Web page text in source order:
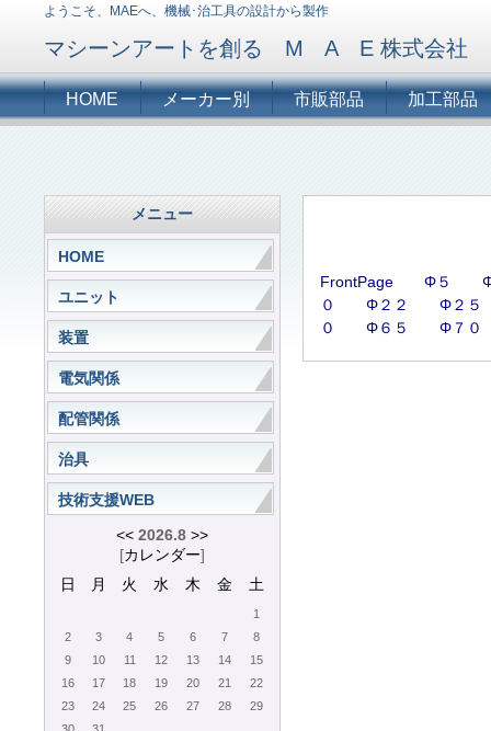
ようこそ、MAEへ、機械･治工具の設計から製作
マシーンアートを創る M A E 株式会社
HOME メーカー別 市販部品 加工部品
FrontPage Φ５
０
Φ２２
Φ２５
０
Φ６５ Φ７０
メニュー
HOME
ユニット
装置
電気関係
配管関係
治具
技術支援WEB
<< 2026.8 >>
[カレンダー]
日
月 火 水 木 金 土
1
2
3 4 5 6 7
8
9
10 11 12 13 14
15
16
17 18 19 20 21
22
23
24 25 26 27 28
29